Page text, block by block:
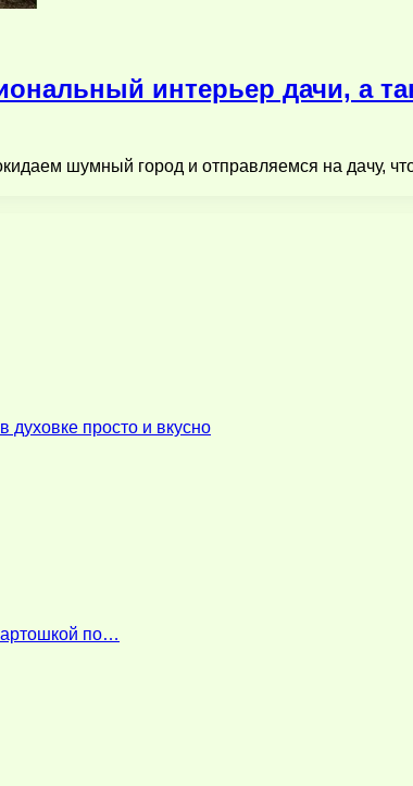
интерьер дачи, а
шумный город и отправляемся на дачу,
духовке просто и вкусно
по…